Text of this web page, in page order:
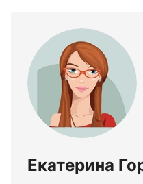
Екатерина